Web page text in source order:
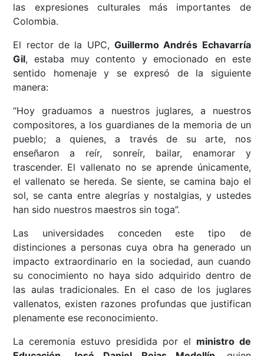
las expresiones culturales más importantes de
Colombia.
El rector de la UPC, Guillermo Andrés Echavarría
Gil, estaba muy contento y emocionado en este
sentido homenaje y se expresó de la siguiente
manera:
“Hoy graduamos a nuestros juglares, a nuestros
compositores, a los guardianes de la memoria de un
pueblo; a quienes, a través de su arte, nos
enseñaron a reír, sonreír, bailar, enamorar y
trascender. El vallenato no se aprende únicamente,
el vallenato se hereda. Se siente, se camina bajo el
sol, se canta entre alegrías y nostalgias, y ustedes
han sido nuestros maestros sin toga”.
Las universidades conceden este tipo de
distinciones a personas cuya obra ha generado un
impacto extraordinario en la sociedad, aun cuando
su conocimiento no haya sido adquirido dentro de
las aulas tradicionales. En el caso de los juglares
vallenatos, existen razones profundas que justifican
plenamente ese reconocimiento.
La ceremonia estuvo presidida por el ministro de